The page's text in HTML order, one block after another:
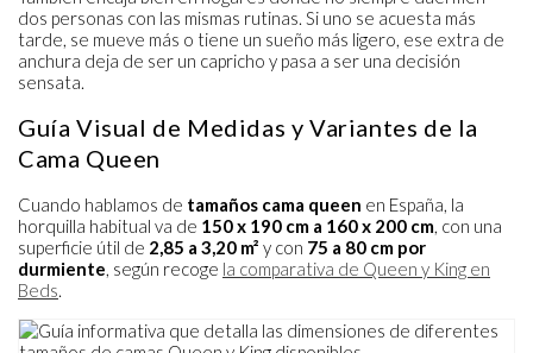
dos personas con las mismas rutinas. Si uno se acuesta más
tarde, se mueve más o tiene un sueño más ligero, ese extra de
anchura deja de ser un capricho y pasa a ser una decisión
sensata.
Guía Visual de Medidas y Variantes de la
Cama Queen
Cuando hablamos de tamaños cama queen en España, la
horquilla habitual va de 150 x 190 cm a 160 x 200 cm, con una
superficie útil de 2,85 a 3,20 m² y con 75 a 80 cm por
durmiente, según recoge la comparativa de Queen y King en
Beds.